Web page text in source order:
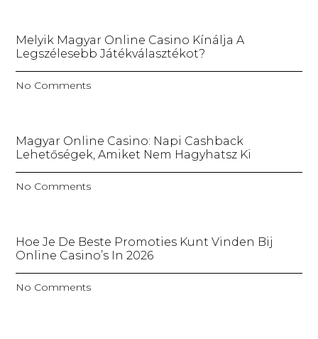
Melyik Magyar Online Casino Kínálja A
Legszélesebb Játékválasztékot?
No Comments
Magyar Online Casino: Napi Cashback
Lehetőségek, Amiket Nem Hagyhatsz Ki
No Comments
Hoe Je De Beste Promoties Kunt Vinden Bij
Online Casino’s In 2026
No Comments